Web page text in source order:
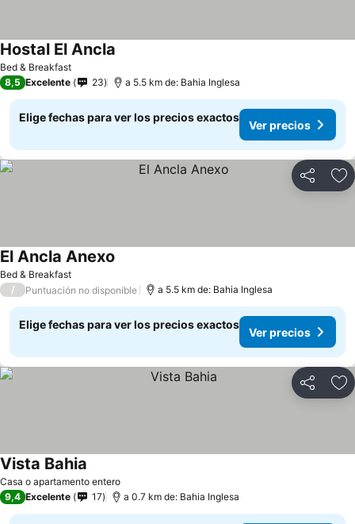
Bed & Breakfast
Hostal El Ancla
8,5 Excelente 23 a 5.5 km de: Bahia Inglesa
Elige fechas para ver los precios exactos
Ver precios
Compartir
Bed & Breakfast
El Ancla Anexo
/ Puntuación no disponible a 5.5 km de: Bahia Inglesa
Elige fechas para ver los precios exactos
Ver precios
Compartir
Casa o apartamento entero
Vista Bahia
9,4 Excelente 17 a 0.7 km de: Bahia Inglesa